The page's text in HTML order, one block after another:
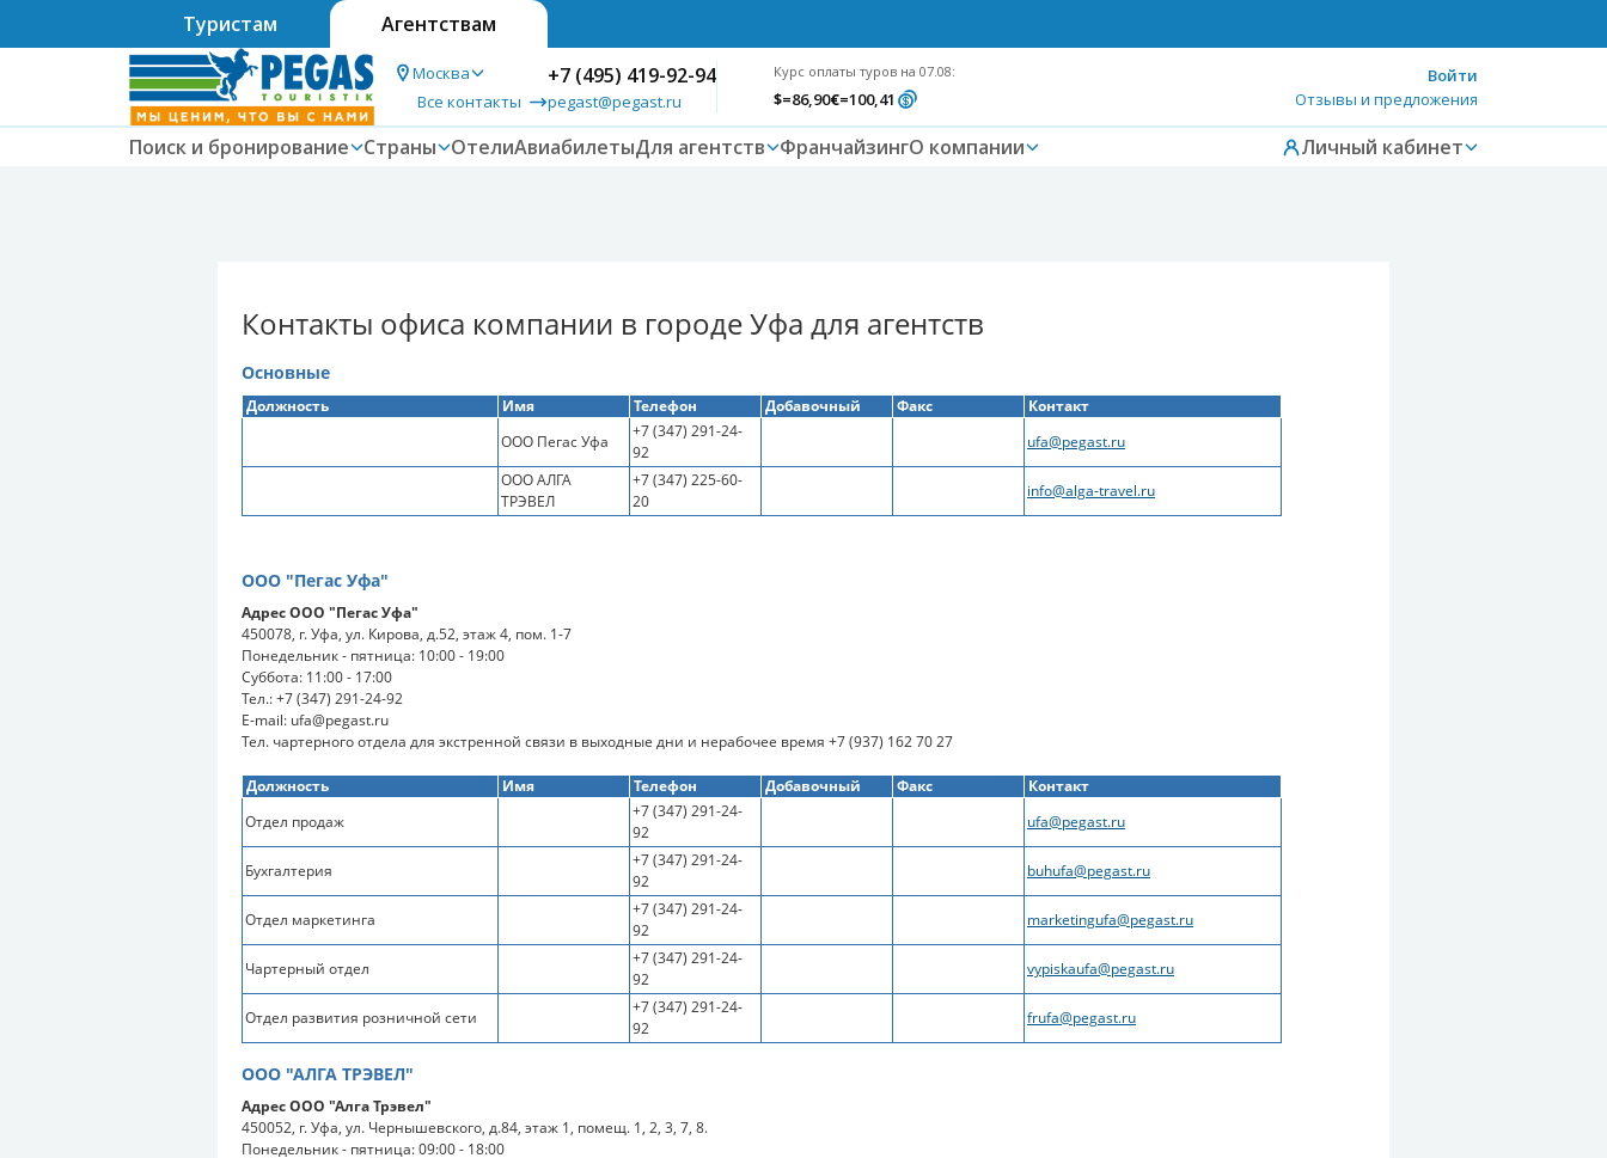
Туристам Агентствам
Москва
Все контакты
+7 (495) 419-92-94
pegast@pegast.ru
Курс оплаты туров на 07.08:
$=86,90€=100,41
Войти
Отзывы и предложения
Поиск и бронирование Страны ОтелиАвиабилетыДля агентств ФранчайзингО компании Личный кабинет